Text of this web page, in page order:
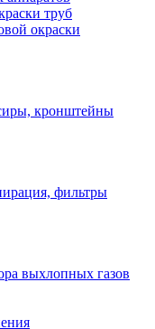
труб
окраски
кронштейны
фильтры
выхлопных газов